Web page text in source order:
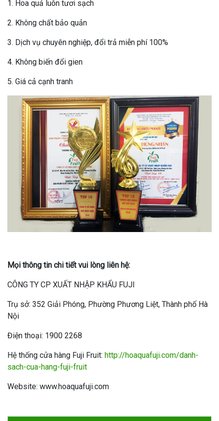
1. Hoa quả luôn tươi sạch
2. Không chất bảo quản
3. Dịch vụ chuyên nghiệp, đổi trả miễn phí 100%
4. Không biến đổi gien
5. Giá cả cạnh tranh
Mọi thông tin chi tiết vui lòng liên hệ:
CÔNG TY CP XUẤT NHẬP KHẨU FUJI
Trụ sở: 352 Giải Phóng, Phường Phương Liệt, Thành phố Hà
Nội
Điện thoại: 1900 2268
Hệ thống cửa hàng Fuji Fruit: http://hoaquafuji.com/danh-
sach-cua-hang-fuji-fruit
Website: www.hoaquafuji.com